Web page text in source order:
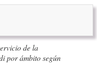
de la
por ámbito según